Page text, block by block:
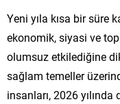
Yeni yıla kısa bir süre
ekonomik, siyasi ve
olumsuz etkilediğine
sağlam temeller
insanları, 2026